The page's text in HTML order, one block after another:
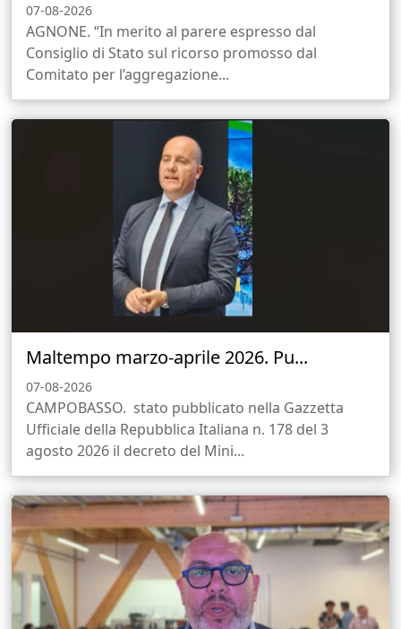
07-08-2026
AGNONE. “In merito al parere espresso dal
Consiglio di Stato sul ricorso promosso dal
Comitato per l’aggregazione...
Maltempo marzo-aprile 2026. Pu...
07-08-2026
CAMPOBASSO. stato pubblicato nella Gazzetta
Ufficiale della Repubblica Italiana n. 178 del 3
agosto 2026 il decreto del Mini...